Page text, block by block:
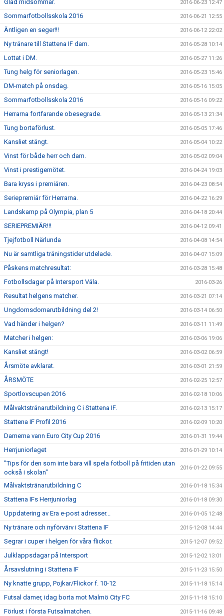
Glad midsommar. 2016-06-23 12:47
Sommarfotbollsskola 2016 2016-06-21 12:55
Äntligen en seger!!! 2016-06-12 22:02
Ny tränare till Stattena IF dam. 2016-05-28 10:14
Lottat i DM. 2016-05-27 11:26
Tung helg för seniorlagen. 2016-05-23 15:46
DM-match på onsdag. 2016-05-16 15:05
Sommarfotbollsskola 2016 2016-05-16 09:22
Herrarna fortfarande obesegrade. 2016-05-13 21:34
Tung bortaförlust. 2016-05-05 17:46
Kansliet stängt. 2016-05-04 10:22
Vinst för både herr och dam. 2016-05-02 09:04
Vinst i prestigemötet. 2016-04-24 19:03
Bara kryss i premiären. 2016-04-23 08:54
Seriepremiär för Herrarna. 2016-04-22 16:29
Landskamp på Olympia, plan 5 2016-04-18 20:44
SERIEPREMIÄR!!! 2016-04-12 09:41
Tjejfotboll Närlunda 2016-04-08 14:54
Nu är samtliga träningstider utdelade. 2016-04-07 15:09
Påskens matchresultat: 2016-03-28 15:48
Fotbollsdagar på Intersport Väla. 2016-03-26
Resultat helgens matcher. 2016-03-21 07:14
Ungdomsdomarutbildning del 2! 2016-03-14 06:50
Vad händer i helgen? 2016-03-11 11:49
Matcher i helgen: 2016-03-06 19:06
Kansliet stängt! 2016-03-02 06:59
Årsmöte avklarat. 2016-03-01 21:59
ÅRSMÖTE 2016-02-25 12:57
Sportlovscupen 2016 2016-02-18 10:06
Målvaktstränarutbildning C i Stattena IF. 2016-02-13 15:17
Stattena IF Profil 2016 2016-02-09 10:20
Damerna vann Euro City Cup 2016 2016-01-31 19:44
Herrjuniorlaget 2016-01-29 10:14
"Tips för den som inte bara vill spela fotboll på fritiden utan
också i skolan"
2016-01-22 09:55
Målvaktstränarutbildning C 2016-01-18 15:34
Stattena IFs Herrjuniorlag 2016-01-18 09:30
Uppdatering av Era e-post adresser... 2016-01-05 12:48
Ny tränare och nyförvärv i Stattena IF 2015-12-08 14:44
Segrar i cuper i helgen för våra flickor. 2015-12-07 09:52
Julklappsdagar på Intersport 2015-12-02 13:01
Årsavslutning i Stattena IF 2015-11-23 15:50
Ny knatte grupp, Pojkar/Flickor f. 10-12 2015-11-18 15:14
Futsal damer, idag borta mot Malmö City FC 2015-11-18 15:10
Förlust i första Futsalmatchen. 2015-11-16 09:48